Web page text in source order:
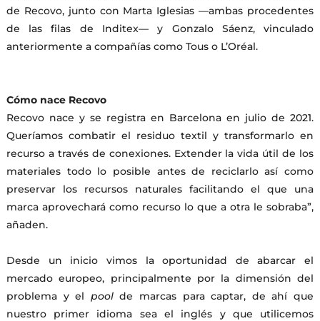
de Recovo, junto con Marta Iglesias —ambas procedentes
de las filas de Inditex— y Gonzalo Sáenz, vinculado
anteriormente a compañías como Tous o L’Oréal.
Cómo nace Recovo
Recovo nace y se registra en Barcelona en julio de 2021.
Queríamos combatir el residuo textil y transformarlo en
recurso a través de conexiones. Extender la vida útil de los
materiales todo lo posible antes de reciclarlo así como
preservar los recursos naturales facilitando el que una
marca aprovechará como recurso lo que a otra le sobraba”,
añaden.
Desde un inicio vimos la oportunidad de abarcar el
mercado europeo, principalmente por la dimensión del
problema y el poolde marcas para captar, de ahí que
nuestro primer idioma sea el inglés y que utilicemos